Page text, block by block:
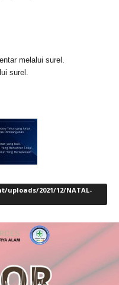
melalui surel.
surel.
uploads/2021/12/NATAL-